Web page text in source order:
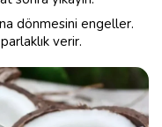
dönmesini engeller.
verir.